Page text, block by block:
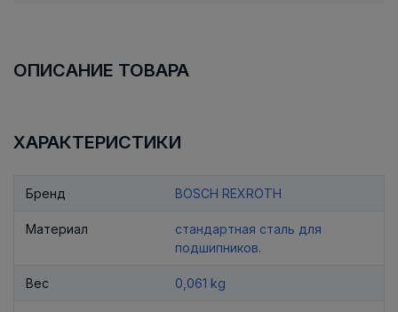
ОПИСАНИЕ ТОВАРА
ХАРАКТЕРИСТИКИ
Бренд BOSCH REXROTH
Материал
стандартная сталь для
подшипников.
Вес 0,061 kg